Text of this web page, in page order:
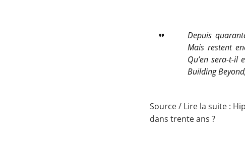
Depuis
Mais restent
Qu’en sera-t-il
Building
Source / Lire la suite :
dans trente ans ?